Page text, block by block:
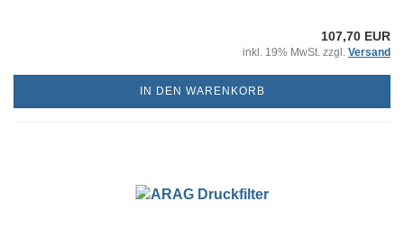
107,70 EUR
inkl. 19% MwSt. zzgl. Versand
IN DEN WARENKORB